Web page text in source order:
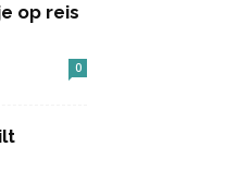
op reis
0